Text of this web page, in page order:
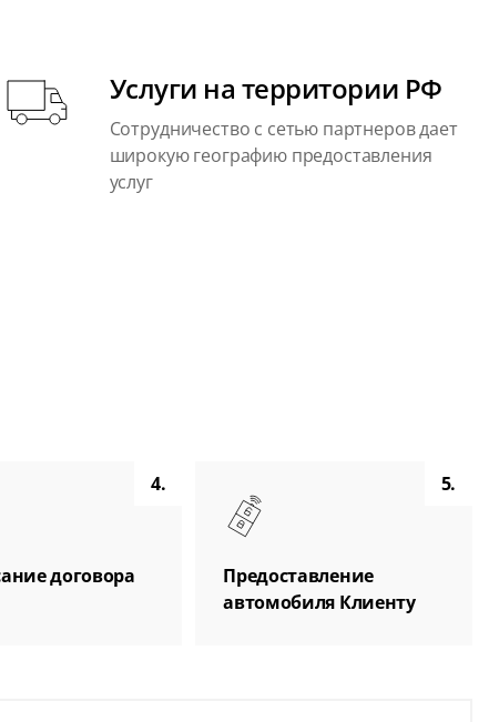
Услуги на территории РФ
Сотрудничество с сетью партнеров дает
широкую географию предоставления
услуг
4.
договора
5.
Предоставление
автомобиля Клиенту